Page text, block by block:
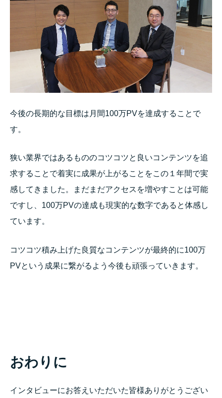
今後の長期的な目標は月間100万PVを達成することで
す。
狭い業界ではあるもののコツコツと良いコンテンツを追
求することで着実に成果が上がることをこの１年間で実
感してきました。まだまだアクセスを増やすことは可能
ですし、100万PVの達成も現実的な数字であると体感し
ています。
コツコツ積み上げた良質なコンテンツが最終的に100万
PVという成果に繋がるよう今後も頑張っていきます。
おわりに
インタビューにお答えいただいた皆様ありがとうござい